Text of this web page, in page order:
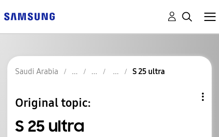
Saudi Arabia S 25 ultra
Original topic:
S 25 ultra